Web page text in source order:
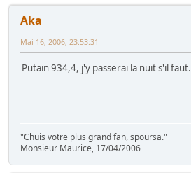
Aka
Mai 16, 2006, 23:53:31
Putain 934,4, j'y passerai la nuit s'il faut.
"Chuis votre plus grand fan, spoursa."
Monsieur Maurice, 17/04/2006